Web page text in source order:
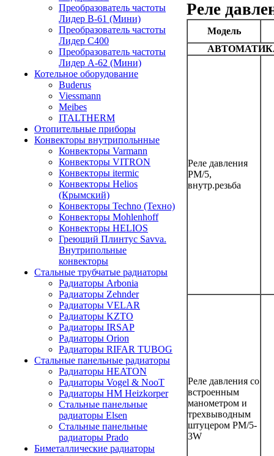
Преобразователь частоты
Лидер В-61 (Мини)
Преобразователь частоты
Лидер С400
Преобразователь частоты
Лидер А-62 (Мини)
Котельное оборудование
Buderus
Viessmann
Meibes
ITALTHERM
Отопительные приборы
Конвекторы внутрипольнные
Конвекторы Varmann
Конвекторы VITRON
Конвекторы itermic
Конвекторы Helios
(Крымский)
Конвекторы Techno (Техно)
Конвекторы Mohlenhoff
Конвекторы HELIOS
Греющий Плинтус Savva.
Внутрипольные
конвекторы
Стальные трубчатые радиаторы
Радиаторы Arbonia
Радиаторы Zehnder
Радиаторы VELAR
Радиаторы KZTO
Радиаторы IRSAP
Радиаторы Orion
Радиаторы RIFAR TUBOG
Стальные панельные радиаторы
Радиаторы HEATON
Радиаторы Vogel & NooT
Радиаторы HM Heizkorper
Стальные панельные
радиаторы Elsen
Стальные панельные
радиаторы Prado
Биметаллические радиаторы
Реле
Модель
Реле давления
РМ/5,
внутр.резьба
Реле давления со
встроенным
манометром и
трехвыводным
штуцером РМ/5-
3W